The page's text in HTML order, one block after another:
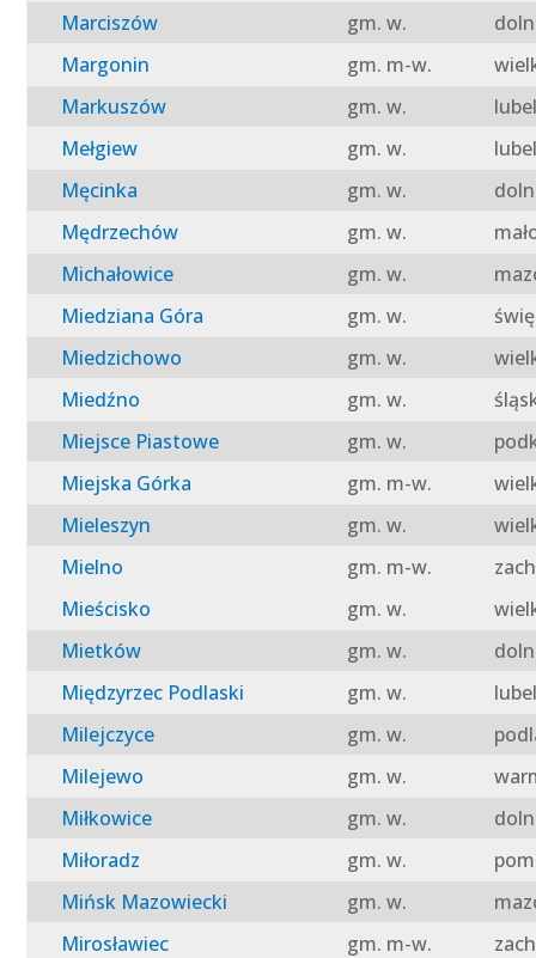
Marciszów
gm. w.
Margonin
gm. m-w.
Markuszów
gm. w.
Mełgiew
gm. w.
Męcinka
gm. w.
Mędrzechów
gm. w.
Michałowice
gm. w.
Miedziana Góra
gm. w.
Miedzichowo
gm. w.
Miedźno
gm. w.
Miejsce Piastowe
gm. w.
Miejska Górka
gm. m-w.
Mieleszyn
gm. w.
Mielno
gm. m-w.
Mieścisko
gm. w.
Mietków
gm. w.
Międzyrzec Podlaski
gm. w.
Milejczyce
gm. w.
Milejewo
gm. w.
Miłkowice
gm. w.
Miłoradz
gm. w.
Mińsk Mazowiecki
gm. w.
Mirosławiec
gm. m-w.